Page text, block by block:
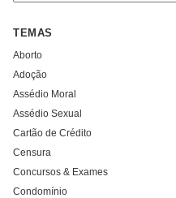
TEMAS
Aborto
Adoção
Assédio Moral
Assédio Sexual
Cartão de Crédito
Censura
Concursos & Exames
Condomínio